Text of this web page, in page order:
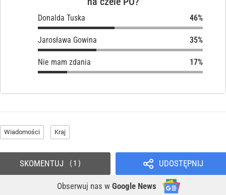
Donalda Tuska
Jarosława Gowina
Nie mam zdania
Wiadomości Kraj
UDOSTĘPNIJ
Obserwuj nas w Google News
SKOMENTUJ 1